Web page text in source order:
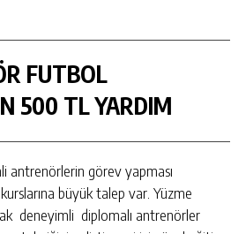
FUTBOL
500 TL YARDIM
antrenörlerin görev yapması
büyük talep var. Yüzme
deneyimli diplomalı antrenörler